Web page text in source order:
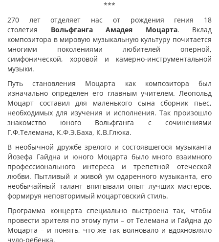
***
270 лет отделяет нас от рождения гения 18
столетия Вольфганга Амадея Моцарта. Вклад
композитора в мировую музыкальную культуру почитается
многими поколениями любителей оперной,
симфонической, хоровой и камерно-инструментальной
музыки.
Путь становления Моцарта как композитора был
изначально определен его главным учителем. Леопольд
Моцарт составил для маленького сына сборник пьес,
необходимых для изучения и исполнения. Так произошло
знакомство юного Вольфганга с сочинениями
Г.Ф.Телемана, К.Ф.Э.Баха, К.В.Глюка.
В необычной дружбе зрелого и состоявшегося музыканта
Йозефа Гайдна и юного Моцарта было много взаимного
профессионального интереса и трепетной отеческой
любви. Пытливый и живой ум одаренного музыканта, его
необычайный талант впитывали опыт лучших мастеров,
формируя неповторимый моцартовский стиль.
Программа концерта специально выстроена так, чтобы
провести зрителя по этому пути – от Телемана и Гайдна до
Моцарта – и понять, что же так волновало и вдохновляло
чудо-ребенка.